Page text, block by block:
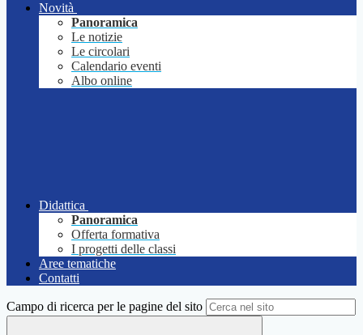
Novità
Panoramica
Le notizie
Le circolari
Calendario eventi
Albo online
Didattica
Panoramica
Offerta formativa
I progetti delle classi
Aree tematiche
Contatti
Campo di ricerca per le pagine del sito